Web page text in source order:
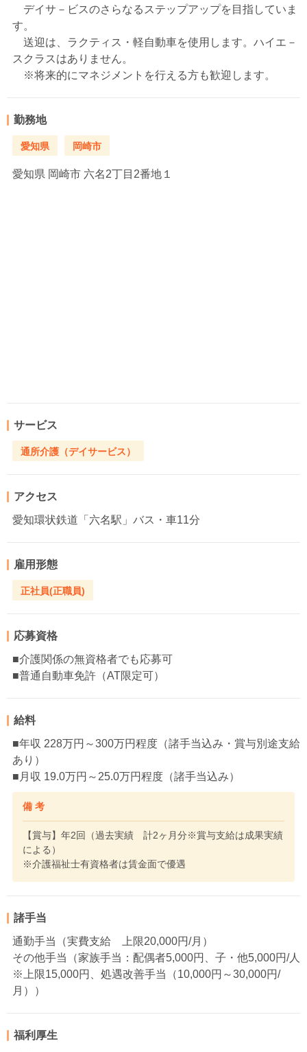
デイサ－ビスのさらなるステップアップを目指していま
す。
送迎は、ラクティス・軽自動車を使用します。ハイエ－
スクラスはありません。
※将来的にマネジメントを行える方も歓迎します。
勤務地
愛知県 岡崎市
愛知県 岡崎市 六名2丁目2番地１
サービス
通所介護（デイサービス）
アクセス
愛知環状鉄道「六名駅」バス・車11分
雇用形態
正社員(正職員)
応募資格
■介護関係の無資格者でも応募可
■普通自動車免許（AT限定可）
給料
■年収 228万円～300万円程度（諸手当込み・賞与別途支給
あり）
■月収 19.0万円～25.0万円程度（諸手当込み）
備 考
【賞与】年2回（過去実績 計2ヶ月分※賞与支給は成果実績
による）
※介護福祉士有資格者は賃金面で優遇
諸手当
通勤手当（実費支給 上限20,000円/月）
その他手当（家族手当：配偶者5,000円、子・他5,000円/人
※上限15,000円、処遇改善手当（10,000円～30,000円/
月））
福利厚生